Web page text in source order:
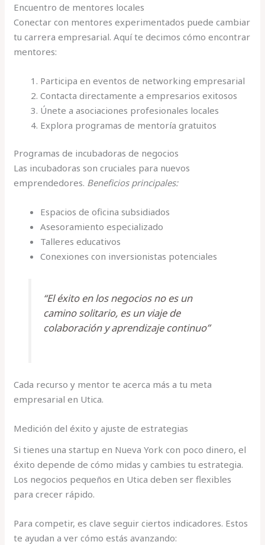
Encuentro de mentores locales
Conectar con mentores experimentados puede cambiar
tu carrera empresarial. Aquí te decimos cómo encontrar
mentores:
Participa en eventos de networking empresarial
Contacta directamente a empresarios exitosos
Únete a asociaciones profesionales locales
Explora programas de mentoría gratuitos
Programas de incubadoras de negocios
Las incubadoras son cruciales para nuevos
emprendedores. Beneficios principales:
Espacios de oficina subsidiados
Asesoramiento especializado
Talleres educativos
Conexiones con inversionistas potenciales
“El éxito en los negocios no es un
camino solitario, es un viaje de
colaboración y aprendizaje continuo”
Cada recurso y mentor te acerca más a tu meta
empresarial en Utica.
Medición del éxito y ajuste de estrategias
Si tienes una startup en Nueva York con poco dinero, el
éxito depende de cómo midas y cambies tu estrategia.
Los negocios pequeños en Utica deben ser flexibles
para crecer rápido.
Para competir, es clave seguir ciertos indicadores. Estos
te ayudan a ver cómo estás avanzando: